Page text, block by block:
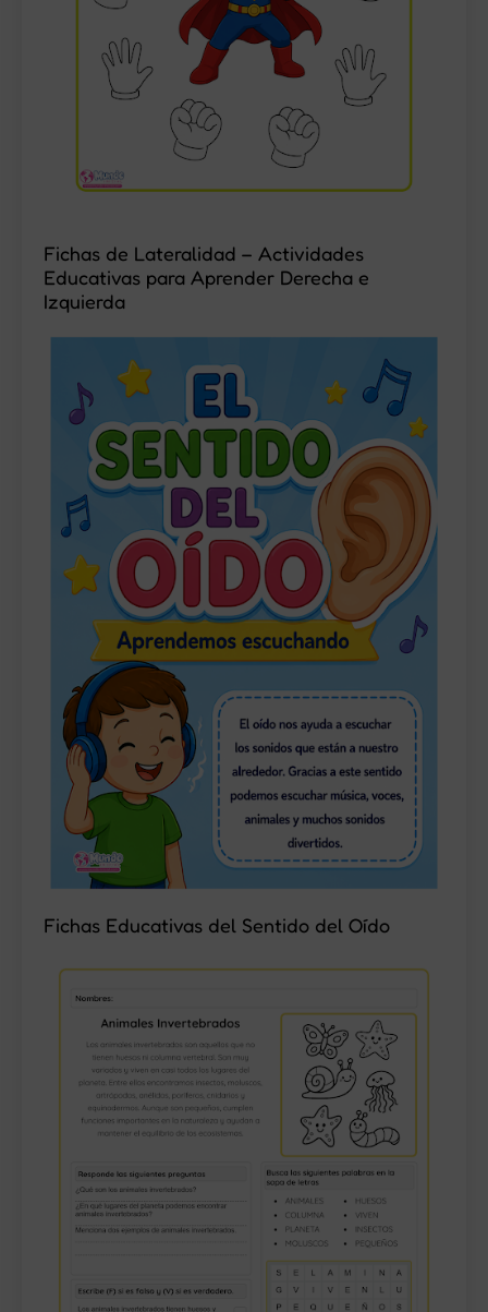
Fichas de Lateralidad – Actividades
Educativas para Aprender Derecha e
Izquierda
Fichas Educativas del Sentido del Oído